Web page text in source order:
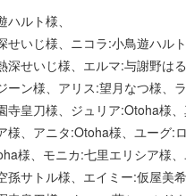
ルト様、
せいじ様、ニコラ:小鳥遊ハル
深せいじ様、エルマ:与謝野は
ーン様、アリス:望月なつ様、
寺皇刀様、ジュリア:Otoha様
様、アニタ:Otoha様、ユーグ:
様、モニカ:七里エリシア様
孫サトル様、エイミー:仮屋美